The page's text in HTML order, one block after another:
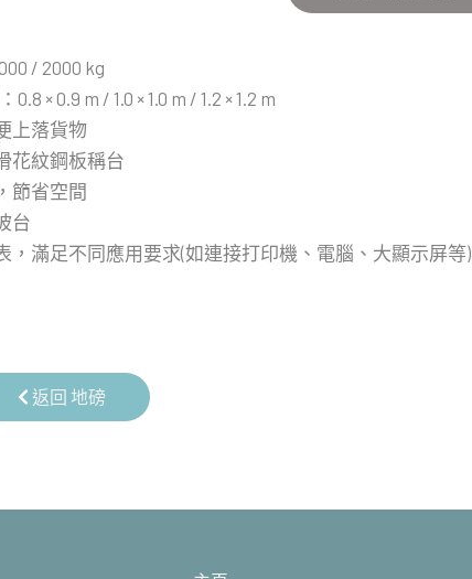
/ 2000 kg
× 0.9 m / 1.0 × 1.0 m / 1.2 × 1.2 m
上落貨物
花紋鋼板稱台
節省空間
台
，滿足不同應用要求(如連接打印機、電腦、大顯示屏等)
返回 地磅